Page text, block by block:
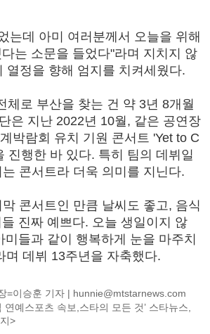
는데 아미 여러분께서 오늘을 위해
는 소문을 들었다"라며 지치지 않
열정을 향해 엄지를 치켜세웠다.
체로 부산을 찾는 건 약 3년 8개월
은 지난 2022년 10월, 같은 공연장
박람회 유치 기원 콘서트 'Yet to C
진행한 바 있다. 특히 팀의 데뷔일
콘서트라 더욱 의미를 지닌다.
콘서트인 만큼 날씨도 좋고, 음식
진짜 예쁘다. 오늘 생일이지 않
미들과 같이 행복하게 눈을 마주치
며 데뷔 13주년을 자축했다.
=이승훈 기자 | hunnie@mtstarnews.com
연예스포츠 속보,스타의 모든 것’ 스타뉴스,
>